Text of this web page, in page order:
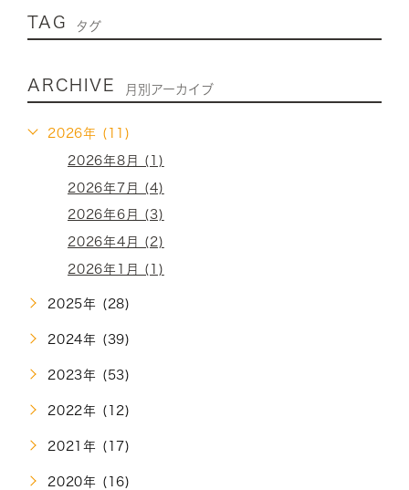
TAG タグ
ARCHIVE 月別アーカイブ
2026年 (11)
2026年8月 (1)
2026年7月 (4)
2026年6月 (3)
2026年4月 (2)
2026年1月 (1)
2025年 (28)
2024年 (39)
2023年 (53)
2022年 (12)
2021年 (17)
2020年 (16)